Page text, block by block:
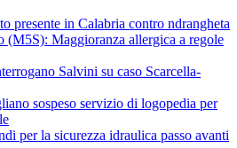
presente in Calabria contro ndrangheta
(M5S): Maggioranza allergica a regole
Salvini su caso Scarcella-
sospeso servizio di logopedia per
per la sicurezza idraulica passo avanti